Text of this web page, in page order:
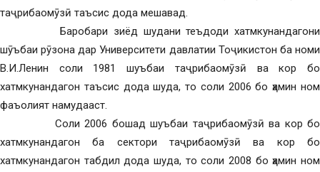
таҷрибаомӯзӣ таъсис дода мешавад.
Баробари зиёд шудани теъдоди хатмкунандагони
шӯъбаи рӯзона дар Университети давлатии Тоҷикистон ба номи
В.И.Ленин соли 1981 шуъбаи таҷрибаомӯзӣ ва кор бо
хатмкунандагон таъсис дода шуда, то соли 2006 бо ҳамин ном
фаъолият намудааст.
Соли 2006 бошад шуъбаи таҷрибаомӯзӣ ва кор бо
хатмкунандагон ба сектори таҷрибаомӯзӣ ва кор бо
хатмкунандагон табдил дода шуда, то соли 2008 бо ҳамин ном